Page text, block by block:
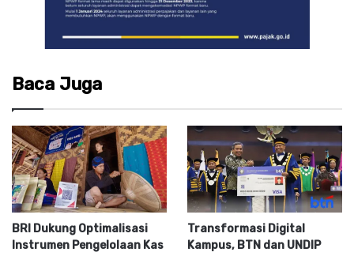
Baca Juga
BRI Dukung Optimalisasi
Instrumen Pengelolaan Kas
Transformasi Digital
Kampus, BTN dan UNDIP